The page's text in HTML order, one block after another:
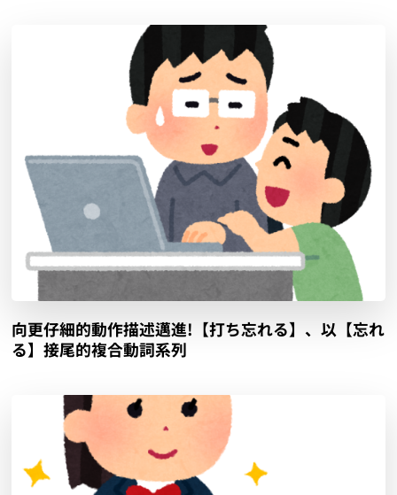
向更仔細的動作描述邁進!【打ち忘れる】、以【忘れ
る】接尾的複合動詞系列